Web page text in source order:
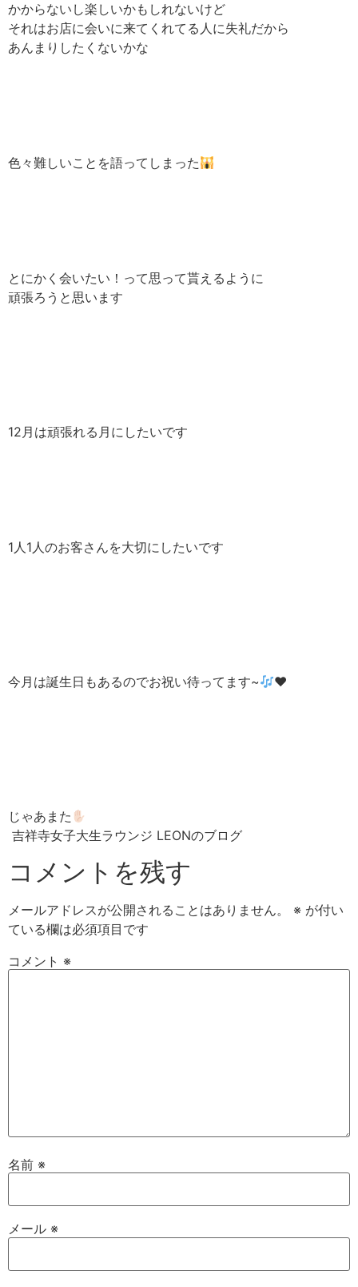
かからないし楽しいかもしれないけど
それはお店に会いに来てくれてる人に失礼だから
あんまりしたくないかな
色々難しいことを語ってしまった
とにかく会いたい！って思って貰えるように
頑張ろうと思います
12月は頑張れる月にしたいです
1人1人のお客さんを大切にしたいです
今月は誕生日もあるのでお祝い待ってます~ ❤︎
じゃあまた
吉祥寺女子大生ラウンジ LEONのブログ
コメントを残す
メールアドレスが公開されることはありません。 ※ が付い
ている欄は必須項目です
コメント ※
名前 ※
メール ※